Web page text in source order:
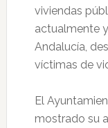
viviendas
actualmente
Andalucía,
víctimas de
El
mostrado su